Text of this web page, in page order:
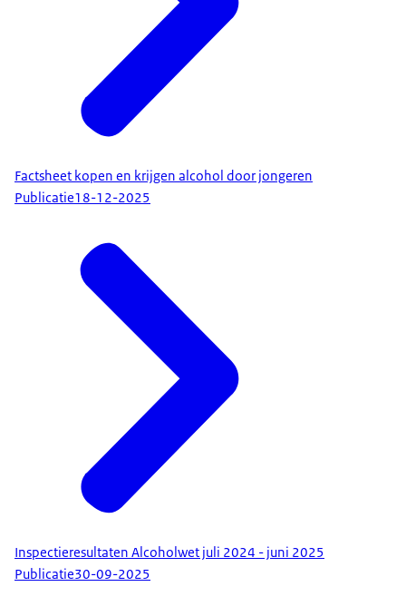
Factsheet kopen en krijgen alcohol door jongeren
Publicatie18-12-2025
Inspectieresultaten Alcoholwet juli 2024 - juni 2025
Publicatie30-09-2025